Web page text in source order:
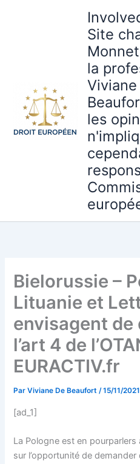
Site
la
les
Bielorussie –
Lituanie et
envisagent de
l’art 4 de
EURACTIV.fr
ParViviane De Beaufort/15/11/2021
[ad_1]
La Pologne est en
sur l’opportunité de